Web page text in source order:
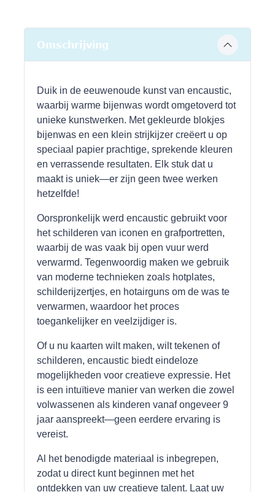
Omschrijving
Duik in de eeuwenoude kunst van encaustic,
waarbij warme bijenwas wordt omgetoverd tot
unieke kunstwerken. Met gekleurde blokjes
bijenwas en een klein strijkijzer creëert u op
speciaal papier prachtige, sprekende kleuren
en verrassende resultaten. Elk stuk dat u
maakt is uniek—er zijn geen twee werken
hetzelfde!
Oorspronkelijk werd encaustic gebruikt voor
het schilderen van iconen en grafportretten,
waarbij de was vaak bij open vuur werd
verwarmd. Tegenwoordig maken we gebruik
van moderne technieken zoals hotplates,
schilderijzertjes, en hotairguns om de was te
verwarmen, waardoor het proces
toegankelijker en veelzijdiger is.
Of u nu kaarten wilt maken, wilt tekenen of
schilderen, encaustic biedt eindeloze
mogelijkheden voor creatieve expressie. Het
is een intuïtieve manier van werken die zowel
volwassenen als kinderen vanaf ongeveer 9
jaar aanspreekt—geen eerdere ervaring is
vereist.
Al het benodigde materiaal is inbegrepen,
zodat u direct kunt beginnen met het
ontdekken van uw creatieve talent. Laat uw